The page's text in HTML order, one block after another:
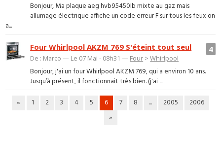
Bonjour, Ma plaque aeg hvb95450Ib mixte au gaz mais
allumage électrique affiche un code erreur F sur tous les feux on
a...
4
Four Whirlpool AKZM 769 S'éteint tout seul
De : Marco — Le 07 Mai - 08h31 — Four >Whirlpool
Bonjour, j'ai un four Whirlpool AKZM 769, qui a environ 10 ans.
Jusqu’à présent, il fonctionnait très bien. (j'ai ...
« 1 2 3 4 5 6 7 8 ... 2005
2006
»